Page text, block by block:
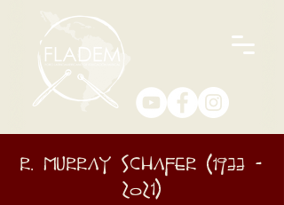
R. Murray Schafer (1933 -
2021)